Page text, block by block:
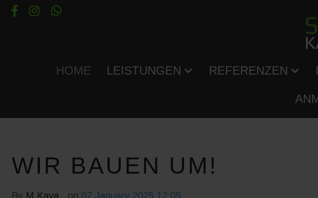
HOME LEISTUNGEN REFERENZEN
WIR BAUEN UM!
By M.Kaya , on 07 January 2025 12:05